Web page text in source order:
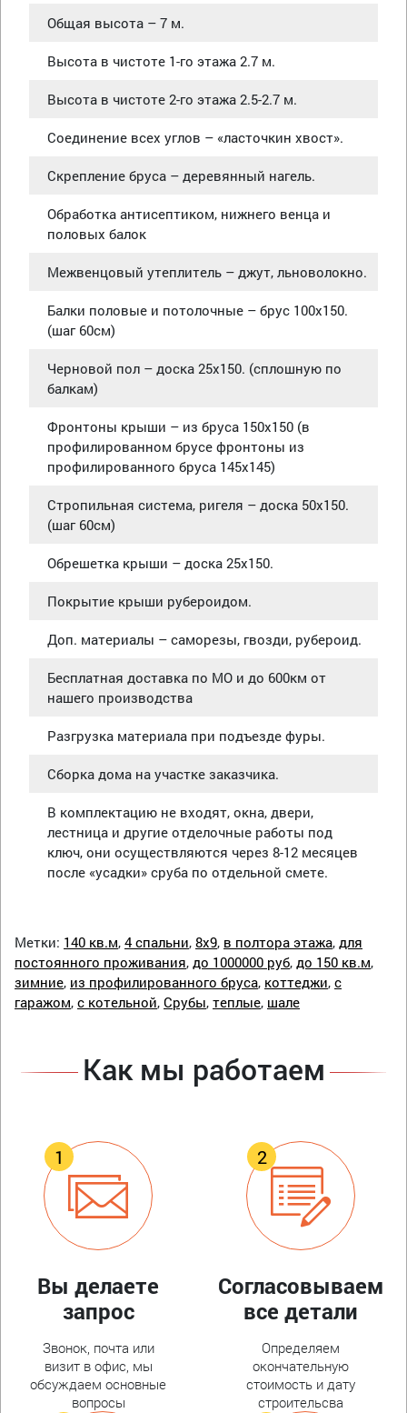
Общая высота – 7 м.
Высота в чистоте 1-го этажа 2.7 м.
Высота в чистоте 2-го этажа 2.5-2.7 м.
Соединение всех углов – «ласточкин хвост».
Скрепление бруса – деревянный нагель.
Обработка антисептиком, нижнего венца и
половых балок
Межвенцовый утеплитель – джут, льноволокно.
Балки половые и потолочные – брус 100х150.
(шаг 60см)
Черновой пол – доска 25х150. (сплошную по
балкам)
Фронтоны крыши – из бруса 150х150 (в
профилированном брусе фронтоны из
профилированного бруса 145х145)
Стропильная система, ригеля – доска 50х150.
(шаг 60см)
Обрешетка крыши – доска 25х150.
Покрытие крыши рубероидом.
Доп. материалы – саморезы, гвозди, рубероид.
Бесплатная доставка по МО и до 600км от
нашего производства
Разгрузка материала при подъезде фуры.
Сборка дома на участке заказчика.
В комплектацию не входят, окна, двери,
лестница и другие отделочные работы под
ключ, они осуществляются через 8-12 месяцев
после «усадки» сруба по отдельной смете.
Метки: 140 кв.м, 4 спальни, 8х9, в полтора этажа, для
постоянного проживания, до 1000000 руб, до 150 кв.м,
зимние, из профилированного бруса, коттеджи, с
гаражом, с котельной, Срубы, теплые, шале
Как мы работаем
Вы делаете
запрос
Звонок, почта или
визит в офис, мы
обсуждаем основные
вопросы
Согласовываем
все детали
Определяем
окончательную
стоимость и дату
строительсва